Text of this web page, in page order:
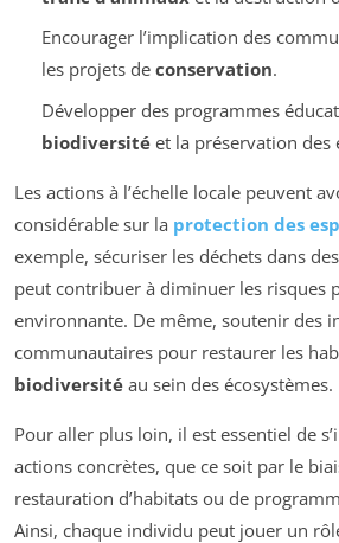
Encourager l’implication des
les projets de conservation.
Développer des programmes
biodiversitéet la préservation des
Les actions à l’échelle locale peuvent
considérable sur la protection des
exemple, sécuriser les déchets dans
peut contribuer à diminuer les risques
environnante. De même, soutenir des
communautaires pour restaurer les
biodiversité au sein des écosystèmes.
Pour aller plus loin, il est essentiel de
actions concrètes, que ce soit par le
restauration d’habitats ou de
Ainsi, chaque individu peut jouer un